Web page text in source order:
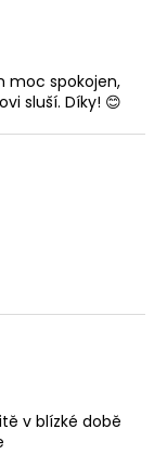
moc spokojen,
sluší. Díky! 😊
v blízké době